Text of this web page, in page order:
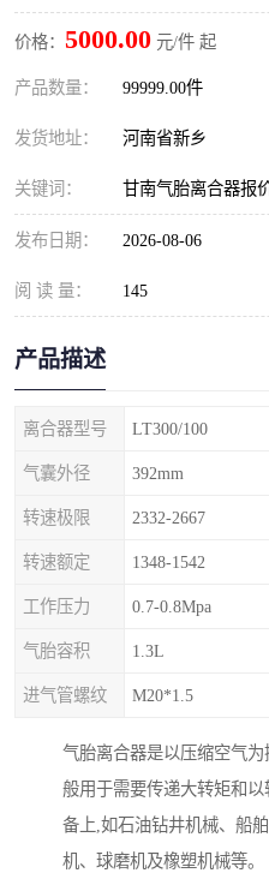
价格： 5000.00 元/件 起
产品数量： 99999.00件
发货地址： 河南省新乡
关键词： 甘南气胎离合器报
发布日期： 2026-08-06
阅 读 量： 145
产品描述
离合器型号 LT300/100
气囊外径 392mm
转速极限 2332-2667
转速额定 1348-1542
工作压力 0.7-0.8Mpa
气胎容积 1.3L
进气管螺纹 M20*1.5
气胎离合器是以压缩空气
般用于需要传递大转矩和
备上,如石油钻井机械、船
机、球磨机及橡塑机械等。